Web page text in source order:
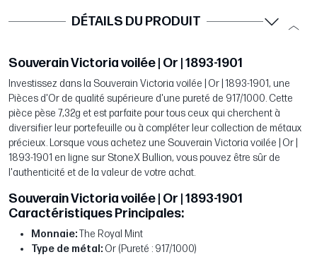
DÉTAILS DU PRODUIT
Souverain Victoria voilée | Or | 1893-1901
Investissez dans la Souverain Victoria voilée | Or | 1893-1901, une
Pièces d'Or de qualité supérieure d'une pureté de 917/1000. Cette
pièce pèse 7,32g et est parfaite pour tous ceux qui cherchent à
diversifier leur portefeuille ou à compléter leur collection de métaux
précieux. Lorsque vous achetez une Souverain Victoria voilée | Or |
1893-1901 en ligne sur StoneX Bullion, vous pouvez être sûr de
l'authenticité et de la valeur de votre achat.
Souverain Victoria voilée | Or | 1893-1901
Caractéristiques Principales:
Monnaie:The Royal Mint
Type de métal: Or (Pureté : 917/1000)